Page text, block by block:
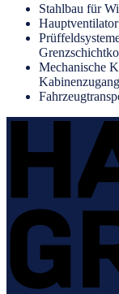
Stahlbau für
Mechanische